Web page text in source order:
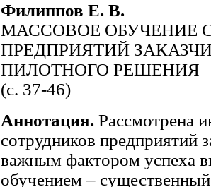
Филиппов Е. В.
МАССОВОЕ ОБУЧЕНИЕ
ПРЕДПРИЯТИЙ
ПИЛОТНОГО РЕШЕНИЯ
(c. 37-46)
Аннотация. Рассмотрена
сотрудников предприятий
важным фактором успеха
обучением –